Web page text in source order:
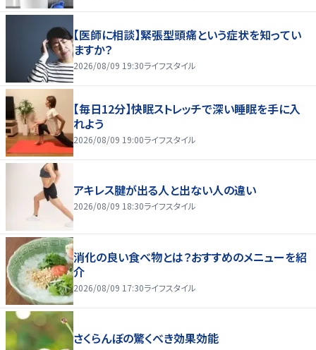
【医師に相談】緊張型頭痛という症状を知ってい
ますか？
2026/08/09 19:30ライフスタイル
【毎日12分】快眠ストレッチで深い睡眠を手に入
れよう
2026/08/09 19:00ライフスタイル
アキレス腱が出る人と出ない人の違い
2026/08/09 18:30ライフスタイル
消化の良い食べ物とは？おすすめのメニューを紹
介
2026/08/09 17:30ライフスタイル
さくらんぼの驚くべき効果効能